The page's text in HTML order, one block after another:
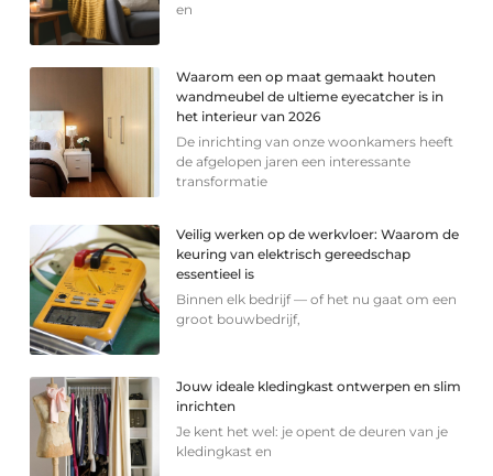
en
Waarom een op maat gemaakt houten
wandmeubel de ultieme eyecatcher is in
het interieur van 2026
De inrichting van onze woonkamers heeft
de afgelopen jaren een interessante
transformatie
Veilig werken op de werkvloer: Waarom de
keuring van elektrisch gereedschap
essentieel is
Binnen elk bedrijf — of het nu gaat om een
groot bouwbedrijf,
Jouw ideale kledingkast ontwerpen en slim
inrichten
Je kent het wel: je opent de deuren van je
kledingkast en